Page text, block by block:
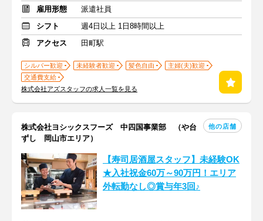
雇用形態
派遣社員
シフト
週4日以上 1日8時間以上
アクセス
田町駅
シルバー歓迎 未経験者歓迎 髪色自由
主婦(夫)歓迎
交通費支給
株式会社アズスタッフの求人一覧を見る
株式会社ヨシックスフーズ 中四国事業部 （や台
ずし 岡山市エリア）
他の店舗
【寿司居酒屋スタッフ】未経験OK
★入社祝金60万～90万円！エリア
外転勤なし◎賞与年3回♪